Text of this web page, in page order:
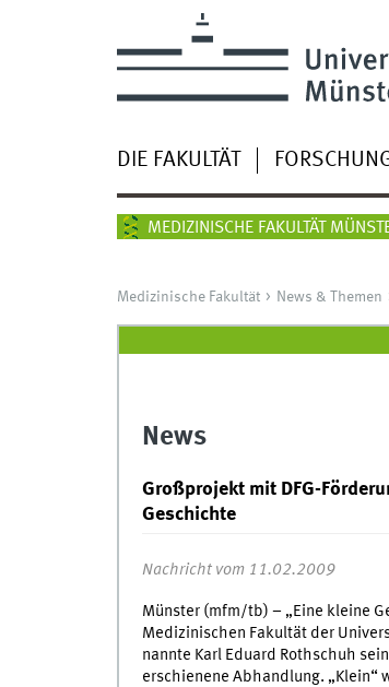
DIE FAKULTÄT
MEDIZINISCHE FAKULTÄT
Medizinische Fakultät News & Themen
News
Großprojekt mit DFG-
Geschichte
Nachricht vom 11.02.2009
Münster (mfm/tb) – „Eine kleine
Medizinischen Fakultät der
nannte Karl Eduard Rothschuh
erschienene Abhandlung. „Klein“